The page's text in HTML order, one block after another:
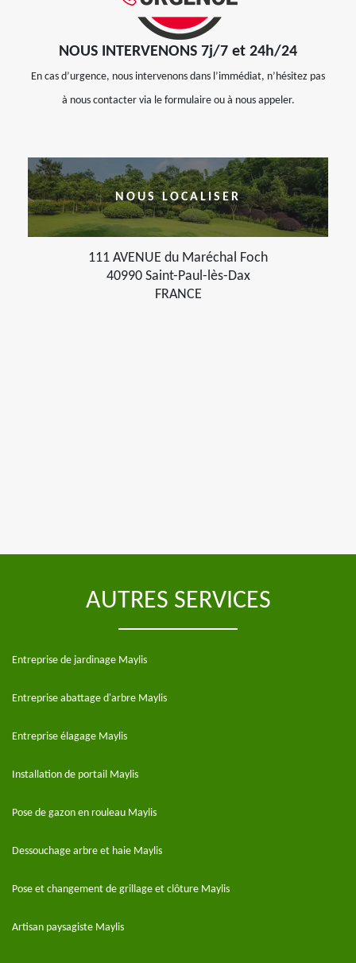
NOUS INTERVENONS 7j/7 et 24h/24
En cas d’urgence, nous intervenons dans l’immédiat, n’hésitez pas
à nous contacter via le formulaire ou à nous appeler.
NOUS LOCALISER
111 AVENUE du Maréchal Foch
40990 Saint-Paul-lès-Dax
FRANCE
AUTRES SERVICES
Entreprise de jardinage Maylis
Entreprise abattage d'arbre Maylis
Entreprise élagage Maylis
Installation de portail Maylis
Pose de gazon en rouleau Maylis
Dessouchage arbre et haie Maylis
Pose et changement de grillage et clôture Maylis
Artisan paysagiste Maylis